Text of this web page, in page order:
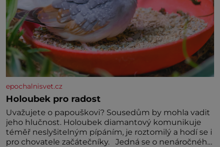
epochalnisvet.cz
Holoubek pro radost
Uvažujete o papouškovi? Sousedům by mohla vadit
jeho hlučnost. Holoubek diamantový komunikuje
téměř neslyšitelným pípáním, je roztomilý a hodí se i
pro chovatele začátečníky. Jedná se o nenáročného